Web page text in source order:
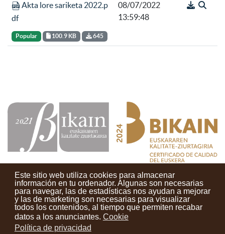
Este sitio web utiliza cookies para almacenar
información en tu ordenador. Algunas son necesarias
para navegar, las de estadísticas nos ayudan a mejorar
y las de marketing son necesarias para visualizar
todos los contenidos, al tiempo que permiten recabar
datos a los anunciantes. Cookie
Política de privacidad
Akta lore sariketa 2022.p
df
Popular 100.9 KB 645
08/07/2022
13:59:48
Contactos Condiciones de uso Aviso legal
Noticias
Tu opinión cuenta